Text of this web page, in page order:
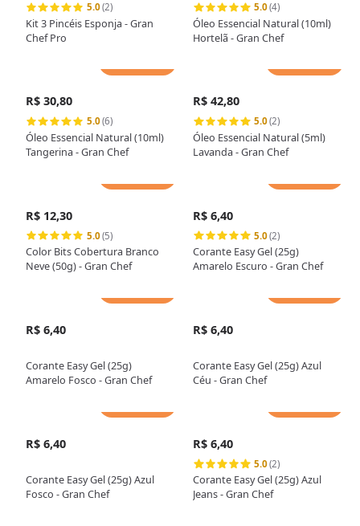
5.0(2)
Kit 3 Pincéis Esponja - Gran
Chef Pro
5.0(4)
Óleo Essencial Natural (10ml)
Hortelã - Gran Chef
R$ 30,80
5.0(6)
Óleo Essencial Natural (10ml)
Tangerina - Gran Chef
R$ 42,80
5.0(2)
Óleo Essencial Natural (5ml)
Lavanda - Gran Chef
R$ 12,30
5.0(5)
Color Bits Cobertura Branco
Neve (50g) - Gran Chef
R$ 6,40
5.0(2)
Corante Easy Gel (25g)
Amarelo Escuro - Gran Chef
R$ 6,40
Corante Easy Gel (25g)
Amarelo Fosco - Gran Chef
R$ 6,40
Corante Easy Gel (25g) Azul
Céu - Gran Chef
R$ 6,40
Corante Easy Gel (25g) Azul
Fosco - Gran Chef
R$ 6,40
5.0(2)
Corante Easy Gel (25g) Azul
Jeans - Gran Chef